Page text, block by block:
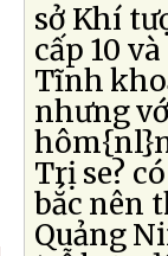
sở Khí
cấp 10
Tĩnh
nhưng
Trị se?
bắc nên
Quảng